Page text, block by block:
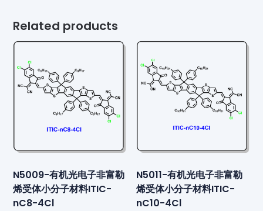
Related products
N5009-有机光电子非富勒
烯受体小分子材料ITIC-
nC8-4Cl
N5011-有机光电子非富勒
烯受体小分子材料ITIC-
nC10-4Cl